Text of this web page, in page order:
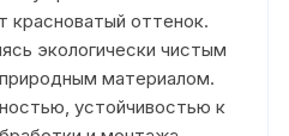
оттенок.
экологически чистым
материалом.
устойчивостью к